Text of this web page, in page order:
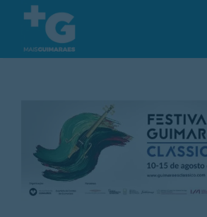
content
Desporto